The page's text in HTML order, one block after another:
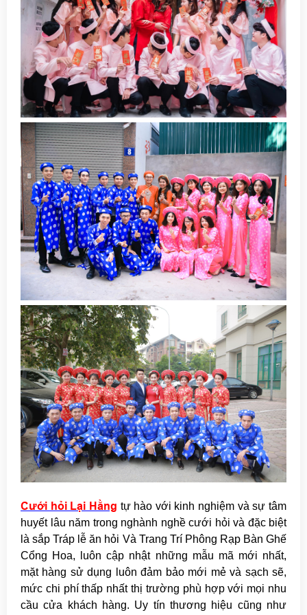
Cưới hỏi Lại Hằng tự hào với kinh nghiệm và sự tâm
huyết lâu năm trong nghành nghề cưới hỏi và đặc biệt
là sắp Tráp lễ ăn hỏi Và Trang Trí Phông Rạp Bàn Ghế
Cổng Hoa, luôn cập nhật những mẫu mã mới nhất,
mặt hàng sử dụng luôn đảm bảo mới mẻ và sạch sẽ,
mức chi phí thấp nhất thị trường phù hợp với mọi nhu
cầu cửa khách hàng. Uy tín thương hiệu cũng như